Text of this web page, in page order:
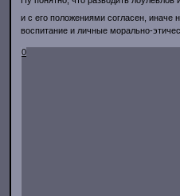
и с его положениями согласен, иначе
воспитание и личные морально-
0